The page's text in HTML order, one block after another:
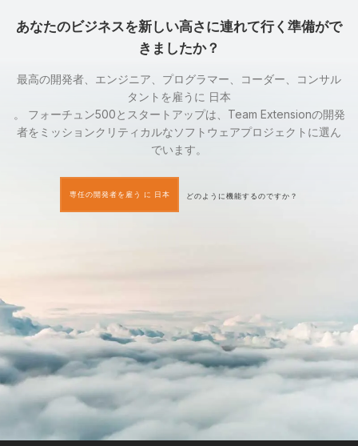
あなたのビジネスを新しい高さに連れて行く準備がで
きましたか？
最高の開発者、エンジニア、プログラマー、コーダー、コンサル
タントを雇うに 日本
。 フォーチュン500とスタートアップは、Team Extensionの開発
者をミッションクリティカルなソフトウェアプロジェクトに選ん
でいます。
専任の開発者を雇う に 日本 どのように機能するのですか？